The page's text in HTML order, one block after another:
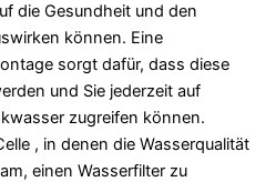
die Gesundheit und den
können. Eine
sorgt dafür, dass diese
und Sie jederzeit auf
zugreifen können.
, in denen die Wasserqualität
einen Wasserfilter zu